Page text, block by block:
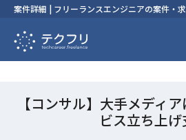
案件詳細 | フリーランスエンジニアの案件・求
【コンサル】大手メディ
ビス立ち上げ